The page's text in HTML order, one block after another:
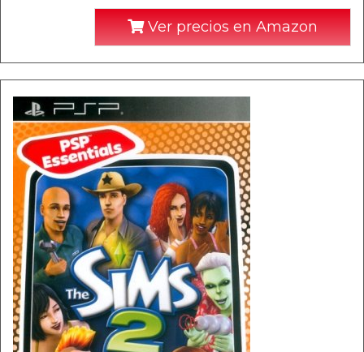
Ver precios en Amazon